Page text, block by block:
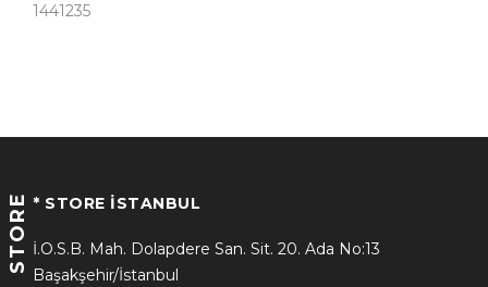
1441235
STORE * STORE İSTANBUL
İ.O.S.B. Mah. Dolapdere San. Sit. 20. Ada No:13
Başakşehir/İstanbul